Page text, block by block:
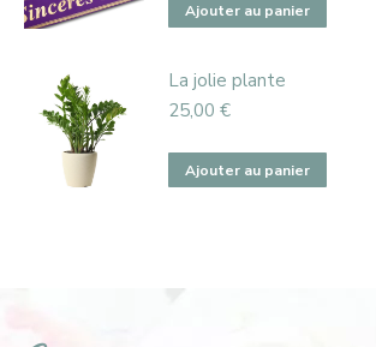
Ajouter au panier
La jolie plante
25,00 €
Ajouter au panier